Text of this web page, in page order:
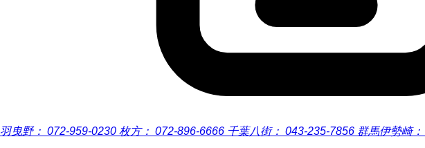
羽曳野： 072-959-0230 枚方： 072-896-6666 千葉八街： 043-235-7856 群馬伊勢崎：